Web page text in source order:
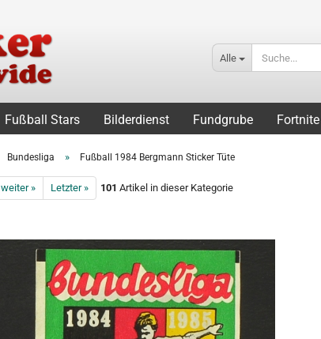
Alle
Fußball Stars Bilderdienst Fundgrube Fortnite
Bundesliga » Fußball 1984 Bergmann Sticker Tüte
weiter » Letzter » 101 Artikel in dieser Kategorie